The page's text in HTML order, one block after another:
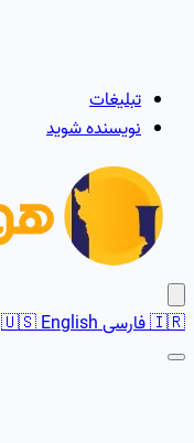
تبلیغات
نویسنده شوید
🇮🇷فارسی 🇺🇸English